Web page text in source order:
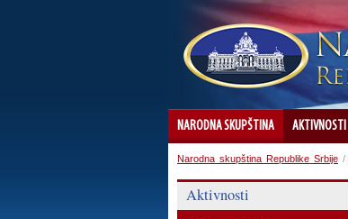
NARODNA SKUPŠTINA AKTIVNOSTI
Narodna skupština Republike Srbije /
Aktivnosti